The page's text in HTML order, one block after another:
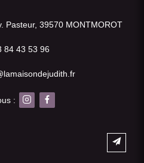
Pasteur, 39570 MONTMOROT
84 43 53 96
: